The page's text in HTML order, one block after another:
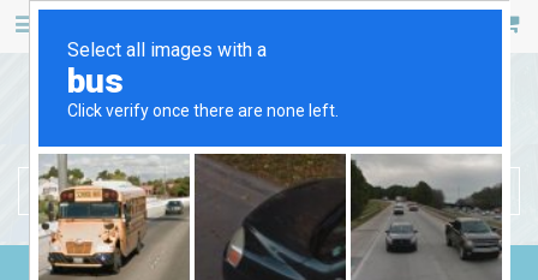
БЕНЗИНОВЫЕ ГЕНЕРАТОРЫ